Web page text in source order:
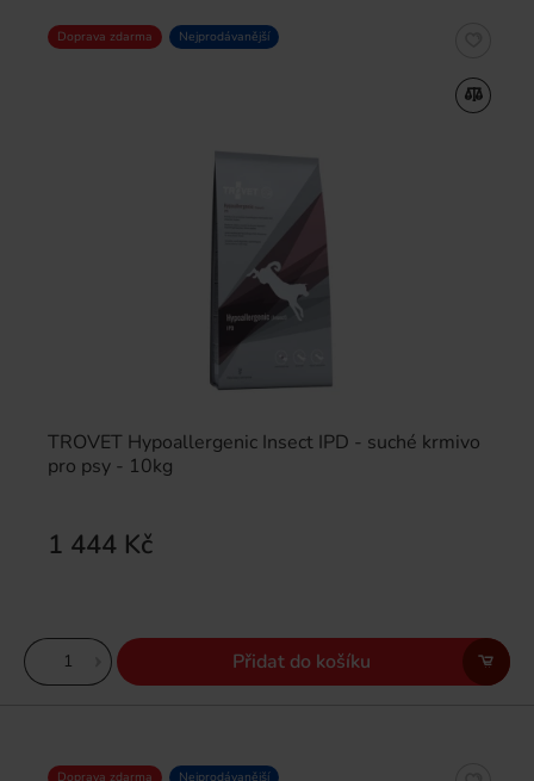
TROVET Hypoallergenic Insect IPD - suché krmivo
pro psy - 10kg
1 444 Kč
Doprava zdarma Nejprodávanější
Přidat do košíku
Doprava zdarma Nejprodávanější